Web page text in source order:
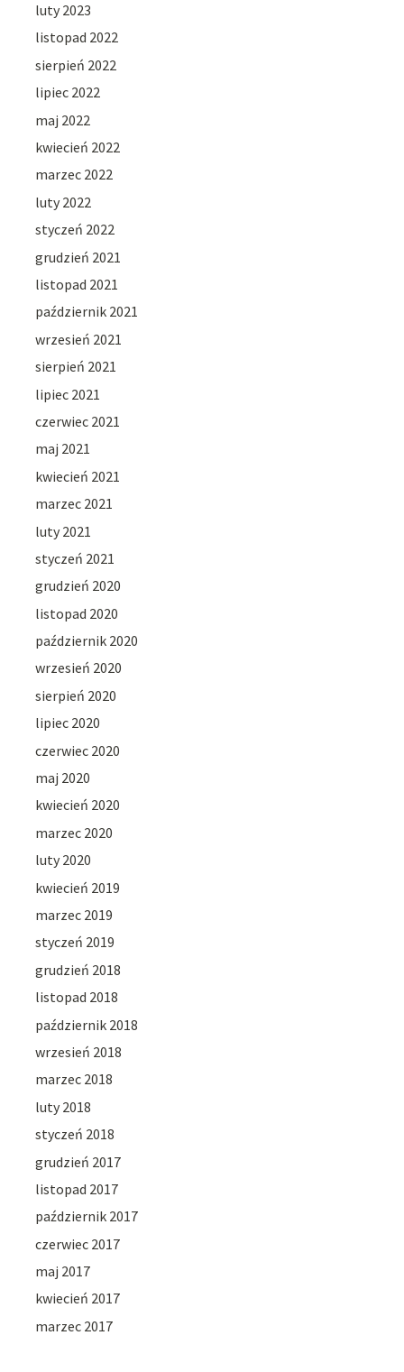
luty 2023
listopad 2022
sierpień 2022
lipiec 2022
maj 2022
kwiecień 2022
marzec 2022
luty 2022
styczeń 2022
grudzień 2021
listopad 2021
październik 2021
wrzesień 2021
sierpień 2021
lipiec 2021
czerwiec 2021
maj 2021
kwiecień 2021
marzec 2021
luty 2021
styczeń 2021
grudzień 2020
listopad 2020
październik 2020
wrzesień 2020
sierpień 2020
lipiec 2020
czerwiec 2020
maj 2020
kwiecień 2020
marzec 2020
luty 2020
kwiecień 2019
marzec 2019
styczeń 2019
grudzień 2018
listopad 2018
październik 2018
wrzesień 2018
marzec 2018
luty 2018
styczeń 2018
grudzień 2017
listopad 2017
październik 2017
czerwiec 2017
maj 2017
kwiecień 2017
marzec 2017